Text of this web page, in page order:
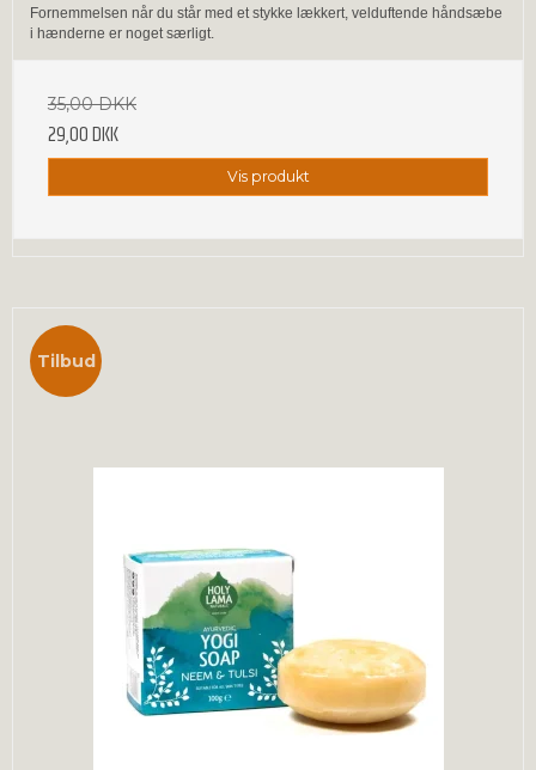
Fornemmelsen når du står med et stykke lækkert, velduftende håndsæbe
i hænderne er noget særligt.
35,00 DKK
29,00 DKK
Vis produkt
Tilbud